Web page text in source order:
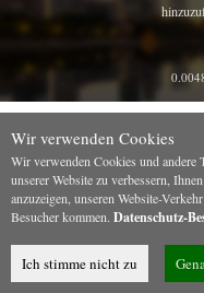
Wir verwenden Cookies
Wir verwenden Cookies und andere
unserer Website zu verbessern,
anzuzeigen, unseren Website-
Besucher kommen. Datenschutz-
Ich stimme nicht zu